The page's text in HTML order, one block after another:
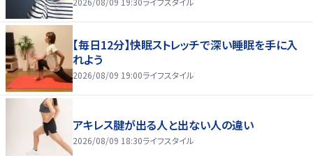
【毎日12分】快眠ストレッチで深い睡眠を手に入
れよう
2026/08/09 19:00ライフスタイル
アキレス腱が出る人と出ない人の違い
2026/08/09 18:30ライフスタイル